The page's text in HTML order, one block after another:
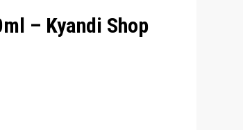
– Kyandi Shop